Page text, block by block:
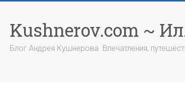
содержимому
Kushnerov.com ~
Блог Андрея Кушнерова. Впечатления,